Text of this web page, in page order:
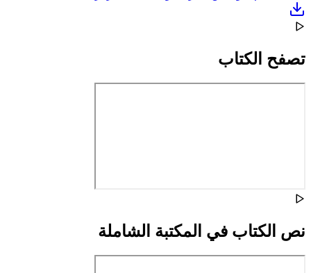
تصفح الكتاب
نص الكتاب في المكتبة الشاملة